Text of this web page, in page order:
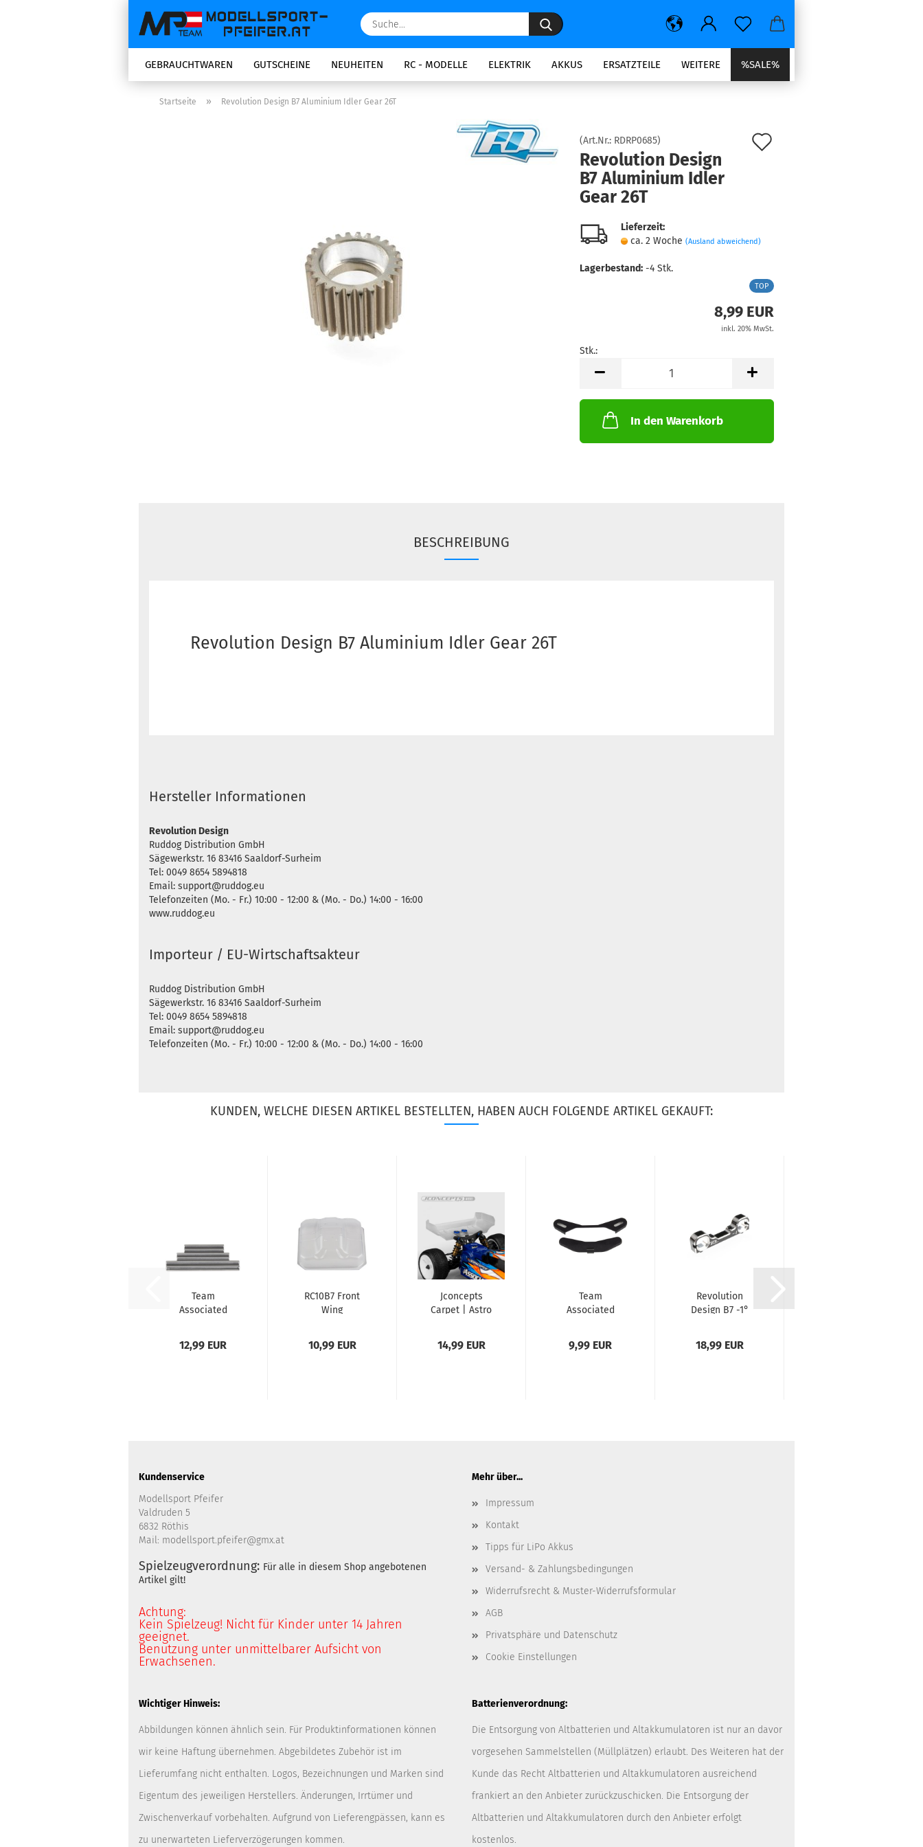
Suche...
GEBRAUCHTWAREN GUTSCHEINE NEUHEITEN RC - MODELLE ELEKTRIK AKKUS ERSATZTEILE %SALE%
WEITERE
Startseite » Revolution Design B7 Aluminium Idler Gear 26T
(Art.Nr.: RDRP0685)
Revolution Design
B7 Aluminium Idler
Gear 26T
Lieferzeit:
ca. 2 Woche (Ausland abweichend)
Lagerbestand: -4 Stk.
TOP
8,99 EUR
inkl. 20% MwSt.
Stk.:
In den Warenkorb
BESCHREIBUNG
Revolution Design B7 Aluminium Idler Gear 26T
Hersteller Informationen
Revolution Design
Ruddog Distribution GmbH
Sägewerkstr. 16 83416 Saaldorf-Surheim
Tel: 0049 8654 5894818
Email: support@ruddog.eu
Telefonzeiten (Mo. - Fr.) 10:00 - 12:00 & (Mo. - Do.) 14:00 - 16:00
www.ruddog.eu
Importeur / EU-Wirtschaftsakteur
Ruddog Distribution GmbH
Sägewerkstr. 16 83416 Saaldorf-Surheim
Tel: 0049 8654 5894818
Email: support@ruddog.eu
Telefonzeiten (Mo. - Fr.) 10:00 - 12:00 & (Mo. - Do.) 14:00 - 16:00
KUNDEN, WELCHE DIESEN ARTIKEL BESTELLTEN, HABEN AUCH FOLGENDE ARTIKEL GEKAUFT:
Team
Associated
12,99 EUR
RC10B7 Front
Wing
10,99 EUR
Jconcepts
Carpet | Astro
14,99 EUR
Team
Associated
9,99 EUR
Revolution
Design B7 -1°
18,99 EUR
Kundenservice
Modellsport Pfeifer
Valdruden 5
6832 Röthis
Mail: modellsport.pfeifer@gmx.at
Spielzeugverordnung: Für alle in diesem Shop angebotenen
Artikel gilt!
Achtung:
Kein Spielzeug! Nicht für Kinder unter 14 Jahren
geeignet.
Benutzung unter unmittelbarer Aufsicht von
Erwachsenen.
Mehr über...
Impressum
Kontakt
Tipps für LiPo Akkus
Versand- & Zahlungsbedingungen
Widerrufsrecht & Muster-Widerrufsformular
AGB
Privatsphäre und Datenschutz
Cookie Einstellungen
Wichtiger Hinweis:
Abbildungen können ähnlich sein. Für Produktinformationen können
wir keine Haftung übernehmen. Abgebildetes Zubehör ist im
Lieferumfang nicht enthalten. Logos, Bezeichnungen und Marken sind
Eigentum des jeweiligen Herstellers. Änderungen, Irrtümer und
Zwischenverkauf vorbehalten. Aufgrund von Lieferengpässen, kann es
zu unerwarteten Lieferverzögerungen kommen.
Batterienverordnung:
Die Entsorgung von Altbatterien und Altakkumulatoren ist nur an davor
vorgesehen Sammelstellen (Müllplätzen) erlaubt. Des Weiteren hat der
Kunde das Recht Altbatterien und Altakkumulatoren ausreichend
frankiert an den Anbieter zurückzuschicken. Die Entsorgung der
Altbatterien und Altakkumulatoren durch den Anbieter erfolgt
kostenlos.